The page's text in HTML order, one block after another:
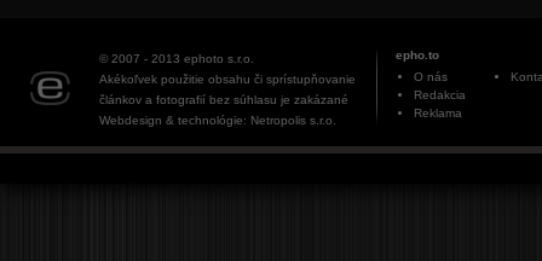
© 2007 - 2013 ephoto s.r.o.
Akékoľvek použitie obsahu či sprístupňovanie
článkov a fotografií bez súhlasu je zakázané
Webdesign & technológie: Netropolis s.r.o.
epho.to
O nás
Redakcia
Reklama